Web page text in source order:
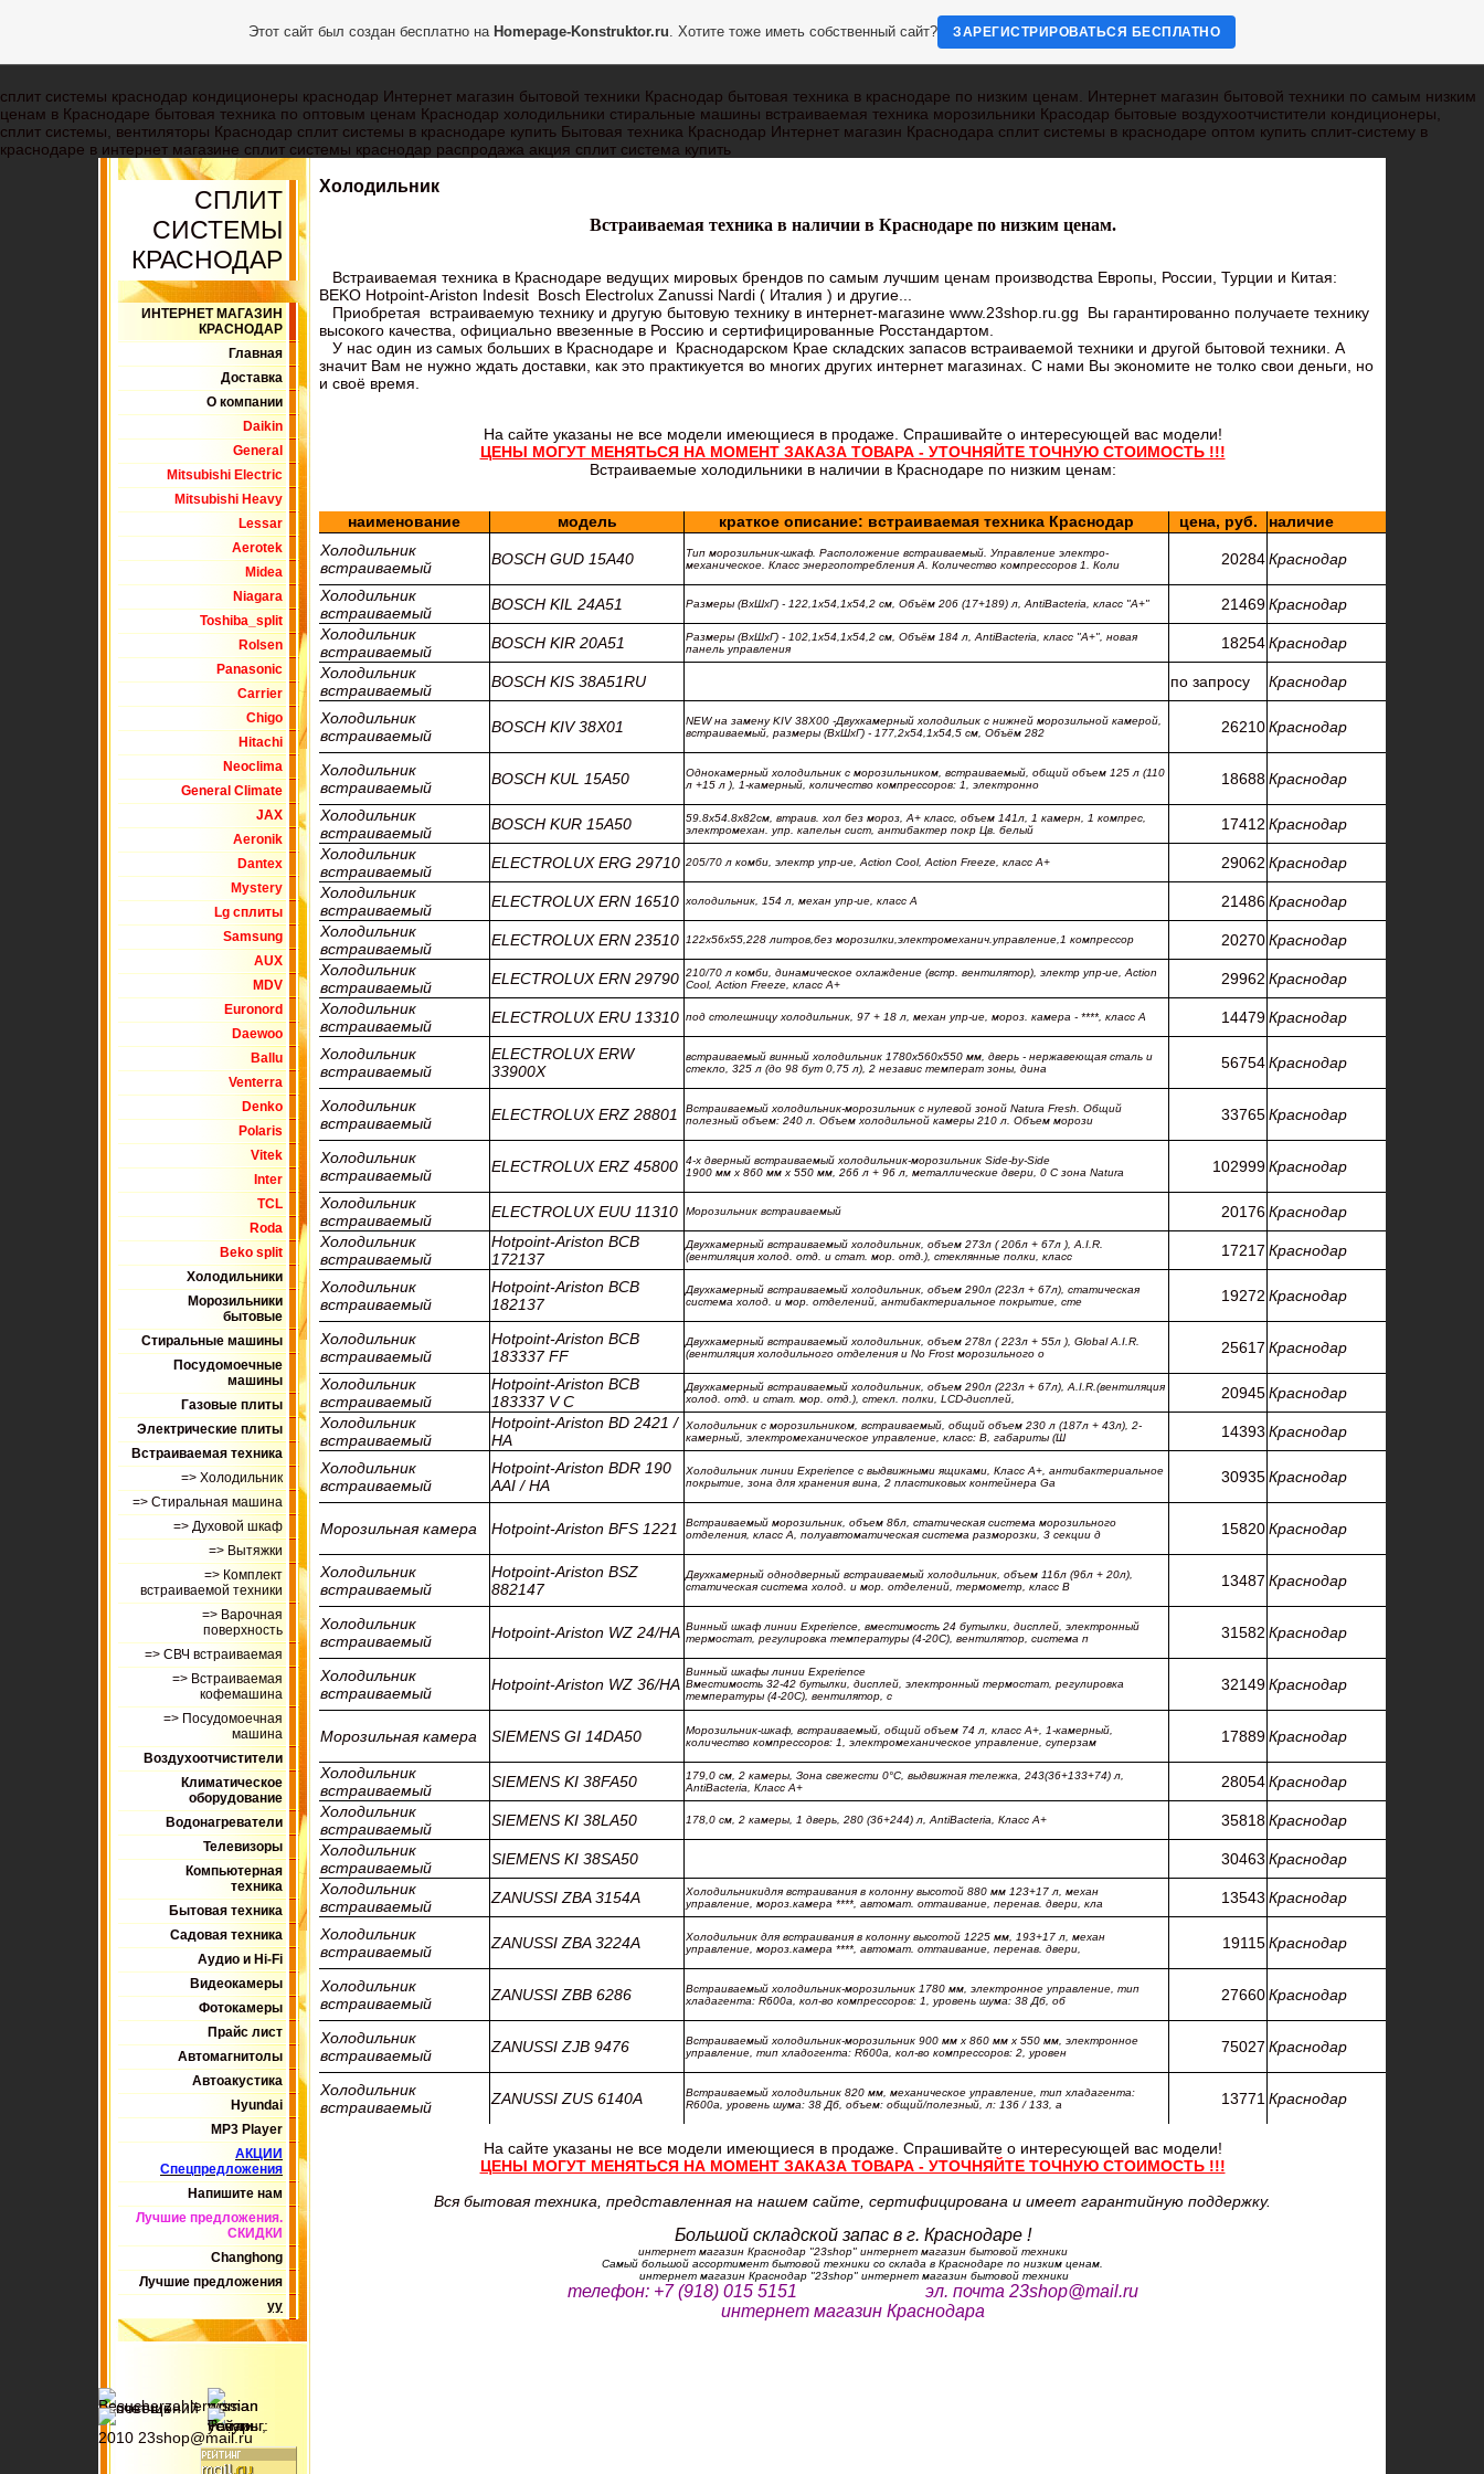
сплит системы краснодар кондиционеры краснодар Интернет магазин бытовой техники Краснодар бытовая техника в краснодаре по низким ценам. Интернет магазин бытовой техники по самым низким
ценам в Краснодаре бытовая техника по оптовым ценам Краснодар холодильники стиральные машины встраиваемая техника морозильники Красодар бытовые воздухоотчистители кондиционеры,
сплит системы, вентиляторы Краснодар сплит системы в краснодаре купить Бытовая техника Краснодар Интернет магазин Краснодара сплит системы в краснодаре оптом купить сплит-систему в
краснодаре в интернет магазине сплит системы краснодар распродажа акция сплит система купить
СПЛИТ
СИСТЕМЫ
КРАСНОДАР
ИНТЕРНЕТ МАГАЗИН
КРАСНОДАР
Главная
Доставка
О компании
Daikin
General
Mitsubishi Electric
Mitsubishi Heavy
Lessar
Aerotek
Midea
Niagara
Toshiba_split
Rolsen
Panasonic
Carrier
Chigo
Hitachi
Neoclima
General Climate
JAX
Aeronik
Dantex
Mystery
Lg сплиты
Samsung
AUX
MDV
Euronord
Daewoo
Ballu
Venterra
Denko
Polaris
Vitek
Inter
TCL
Roda
Beko split
Холодильники
Морозильники
бытовые
Стиральные машины
Посудомоечные
машины
Газовые плиты
Электрические плиты
Встраиваемая техника
=> Холодильник
=> Стиральная машина
=> Духовой шкаф
=> Вытяжки
=> Комплект
встраиваемой техники
=> Варочная
поверхность
=> СВЧ встраиваемая
=> Встраиваемая
кофемашина
=> Посудомоечная
машина
Воздухоотчистители
Климатическое
оборудование
Водонагреватели
Телевизоры
Компьютерная
техника
Бытовая техника
Садовая техника
Аудио и Hi-Fi
Видеокамеры
Фотокамеры
Прайс лист
Автомагнитолы
Автоакустика
Hyundai
MP3 Player
АКЦИИ
Спецпредложения
Напишите нам
Лучшие предложения.
СКИДКИ
Changhong
Лучшие предложения
yy
2010 23shop@mail.ru
Холодильник
Встраиваемая техника в наличии в Краснодаре по низким ценам.
Встраиваемая техника в Краснодаре ведущих мировых брендов по самым лучшим ценам производства Европы, России, Турции и Китая:
BEKO Hotpoint-Ariston Indesit Bosch Electrolux Zanussi Nardi ( Италия ) и другие...
Приобретая встраиваемую технику и другую бытовую технику в интернет-магазине www.23shop.ru.gg Вы гарантированно получаете технику
высокого качества, официально ввезенные в Россию и сертифицированные Росстандартом.
У нас один из самых больших в Краснодаре и Краснодарском Крае складских запасов встраиваемой техники и другой бытовой техники. А
значит Вам не нужно ждать доставки, как это практикуется во многих других интернет магазинах. С нами Вы экономите не толко свои деньги, но
и своё время.
На сайте указаны не все модели имеющиеся в продаже. Спрашивайте о интересующей вас модели!
ЦЕНЫ МОГУТ МЕНЯТЬСЯ НА МОМЕНТ ЗАКАЗА ТОВАРА - УТОЧНЯЙТЕ ТОЧНУЮ СТОИМОСТЬ !!!
Встраиваемые холодильники в наличии в Краснодаре по низким ценам:
наименование модель краткое описание: встраиваемая техника Краснодар цена, руб.
наличие
Холодильник
встраиваемый
BOSCH GUD 15A40
Тип морозильник-шкаф. Расположение встраиваемый. Управление электро-
механическое. Класс энергопотребления A. Количество компрессоров 1. Коли
20284Краснодар
Холодильник
встраиваемый
BOSCH KIL 24A51 Размеры (ВхШхГ) - 122,1х54,1х54,2 см, Объём 206 (17+189) л, AntiBacteria, класс "А+" 21469Краснодар
Холодильник
встраиваемый
BOSCH KIR 20A51
Размеры (ВхШхГ) - 102,1х54,1х54,2 см, Объём 184 л, AntiBacteria, класс "А+", новая
панель управления
18254Краснодар
Холодильник
встраиваемый
BOSCH KIS 38A51RU по запросу Краснодар
Холодильник
встраиваемый
BOSCH KIV 38X01
NEW на замену KIV 38X00 -Двухкамерный холодильик с нижней морозильной камерой,
встраиваемый, размеры (ВхШхГ) - 177,2х54,1х54,5 см, Объём 282
26210Краснодар
Холодильник
встраиваемый
BOSCH KUL 15A50
Однокамерный холодильник с морозильником, встраиваемый, общий объем 125 л (110
л +15 л ), 1-камерный, количество компрессоров: 1, электронно
18688Краснодар
Холодильник
встраиваемый
BOSCH KUR 15A50
59.8x54.8x82см, втраив. хол без мороз, А+ класс, объем 141л, 1 камерн, 1 компрес,
электромехан. упр. капельн сист, антибактер покр Цв. белый
17412 Краснодар
Холодильник
встраиваемый
ELECTROLUX ERG 29710 205/70 л комби, электр упр-ие, Action Cool, Action Freeze, класс А+ 29062 Краснодар
Холодильник
встраиваемый
ELECTROLUX ERN 16510 холодильник, 154 л, механ упр-ие, класс А 21486Краснодар
Холодильник
встраиваемый
ELECTROLUX ERN 23510 122х56х55,228 литров,без морозилки,электромеханич.управление,1 компрессор 20270Краснодар
Холодильник
встраиваемый
ELECTROLUX ERN 29790 210/70 л комби, динамическое охлаждение (встр. вентилятор), электр упр-ие, Action
Cool, Action Freeze, класс А+
29962 Краснодар
Холодильник
встраиваемый
ELECTROLUX ERU 13310 под столешницу холодильник, 97 + 18 л, механ упр-ие, мороз. камера - ****, класс А 14479Краснодар
Холодильник
встраиваемый
ELECTROLUX ERW
33900X
встраиваемый винный холодильник 1780х560х550 мм, дверь - нержавеющая сталь и
стекло, 325 л (до 98 бут 0,75 л), 2 независ температ зоны, дина
56754Краснодар
Холодильник
встраиваемый
ELECTROLUX ERZ 28801
Встраиваемый холодильник-морозильник с нулевой зоной Natura Fresh. Общий
полезный объем: 240 л. Объем холодильной камеры 210 л. Объем морози
33765Краснодар
Холодильник
встраиваемый
ELECTROLUX ERZ 45800
4-х дверный встраиваемый холодильник-морозильник Side-by-Side
1900 мм x 860 мм x 550 мм, 266 л + 96 л, металлические двери, 0 С зона Natura
102999Краснодар
Холодильник
встраиваемый
ELECTROLUX EUU 11310 Морозильник встраиваемый 20176Краснодар
Холодильник
встраиваемый
Hotpoint-Ariston BCB
172137
Двухкамерный встраиваемый холодильник, объем 273л ( 206л + 67л ), A.I.R.
(вентиляция холод. отд. и стат. мор. отд.), стеклянные полки, класс
17217 Краснодар
Холодильник
встраиваемый
Hotpoint-Ariston BCB
182137
Двухкамерный встраиваемый холодильник, объем 290л (223л + 67л), статическая
система холод. и мор. отделений, антибактериальное покрытие, сте
19272 Краснодар
Холодильник
встраиваемый
Hotpoint-Ariston BCB
183337 FF
Двухкамерный встраиваемый холодильник, объем 278л ( 223л + 55л ), Global A.I.R.
(вентиляция холодильного отделения и No Frost морозильного о
25617 Краснодар
Холодильник
встраиваемый
Hotpoint-Ariston BCB
183337 V C
Двухкамерный встраиваемый холодильник, объем 290л (223л + 67л), A.I.R.(вентиляция
холод. отд. и стат. мор. отд.), стекл. полки, LCD-дисплей,
20945Краснодар
Холодильник
встраиваемый
Hotpoint-Ariston BD 2421 /
HA
Холодильник с морозильником, встраиваемый, общий объем 230 л (187л + 43л), 2-
камерный, электромеханическое управление, класс: В, габариты (Ш
14393 Краснодар
Холодильник
встраиваемый
Hotpoint-Ariston BDR 190
AAI / HA
Холодильник линии Experience с выдвижными ящиками, Класс A+, антибактериальное
покрытие, зона для хранения вина, 2 пластиковых контейнера Ga
30935Краснодар
Морозильная камера Hotpoint-Ariston BFS 1221
Встраиваемый морозильник, объем 86л, статическая система морозильного
отделения, класс A, полуавтоматическая система разморозки, 3 секции д
15820Краснодар
Холодильник
встраиваемый
Hotpoint-Ariston BSZ
882147
Двухкамерный однодверный встраиваемый холодильник, объем 116л (96л + 20л),
статическая система холод. и мор. отделений, термометр, класс B
13487 Краснодар
Холодильник
встраиваемый
Hotpoint-Ariston WZ 24/HA Винный шкаф линии Experience, вместимость 24 бутылки, дисплей, электронный
термостат, регулировка температуры (4-20С), вентилятор, система п
31582 Краснодар
Холодильник
встраиваемый
Hotpoint-Ariston WZ 36/HA
Винный шкафы линии Experience
Вместимость 32-42 бутылки, дисплей, электронный термостат, регулировка
температуры (4-20С), вентилятор, с
32149Краснодар
Морозильная камера SIEMENS GI 14DA50
Морозильник-шкаф, встраиваемый, общий объем 74 л, класс А+, 1-камерный,
количество компрессоров: 1, электромеханическое управление, суперзам
17889Краснодар
Холодильник
встраиваемый
SIEMENS KI 38FA50
179,0 см, 2 камеры, Зона свежести 0°С, выдвижная тележка, 243(36+133+74) л,
AntiBacteria, Класс А+
28054Краснодар
Холодильник
встраиваемый
SIEMENS KI 38LA50 178,0 см, 2 камеры, 1 дверь, 280 (36+244) л, AntiBacteria, Класс А+ 35818Краснодар
Холодильник
встраиваемый
SIEMENS KI 38SA50 30463 Краснодар
Холодильник
встраиваемый
ZANUSSI ZBA 3154A
Холодильникидля встраивания в колонну высотой 880 мм 123+17 л, механ
управление, мороз.камера ****, автомат. оттаивание, перенав. двери, кла
13543 Краснодар
Холодильник
встраиваемый
ZANUSSI ZBA 3224A
Холодильник для встраивания в колонну высотой 1225 мм, 193+17 л, механ
управление, мороз.камера ****, автомат. оттаивание, перенав. двери,
19115Краснодар
Холодильник
встраиваемый
ZANUSSI ZBB 6286
Встраиваемый холодильник-морозильник 1780 мм, электронное управление, тип
хладагента: R600a, кол-во компрессоров: 1, уровень шума: 38 Дб, об
27660Краснодар
Холодильник
встраиваемый
ZANUSSI ZJB 9476
Встраиваемый холодильник-морозильник 900 мм x 860 мм x 550 мм, электронное
управление, тип хладогента: R600a, кол-во компрессоров: 2, уровен
75027 Краснодар
Холодильник
встраиваемый
ZANUSSI ZUS 6140A
Встраиваемый холодильник 820 мм, механическое управление, тип хладагента:
R600a, уровень шума: 38 Дб, объем: общий/полезный, л: 136 / 133, а
13771 Краснодар
На сайте указаны не все модели имеющиеся в продаже. Спрашивайте о интересующей вас модели!
ЦЕНЫ МОГУТ МЕНЯТЬСЯ НА МОМЕНТ ЗАКАЗА ТОВАРА - УТОЧНЯЙТЕ ТОЧНУЮ СТОИМОСТЬ !!!
Вся бытовая техника, представленная на нашем сайте, сертифицирована и имеет гарантийную поддержку.
Большой складской запас в г. Краснодаре !
интернет магазин Краснодар "23shop" интернет магазин бытовой техники
Самый большой ассортимент бытовой техники со склада в Краснодаре по низким ценам.
интернет магазин Краснодар "23shop" интернет магазин бытовой техники
телефон: +7 (918) 015 5151 эл. почта 23shop@mail.ru
интернет магазин Краснодара
Этот сайт был создан бесплатно на Homepage-Konstruktor.ru. Хотите тоже иметь собственный сайт? ЗАРЕГИСТРИРОВАТЬСЯ БЕСПЛАТНО